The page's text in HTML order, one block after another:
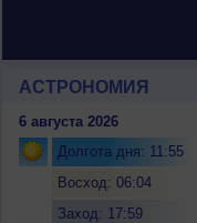
АСТРОНОМИЯ
6 августа 2026
Долгота дня: 11:55
Восход: 06:04
Заход: 17:59